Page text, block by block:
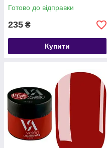
Готово до відправки
235 ₴
Купити